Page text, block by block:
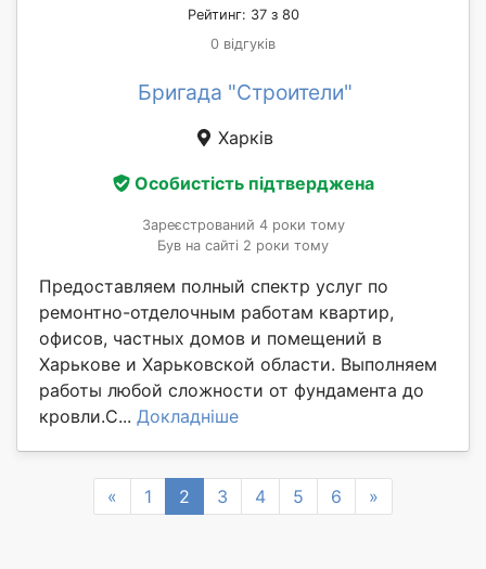
Рейтинг: 37 з 80
0 відгуків
Бригада "Cтроители"
Харків
Особистість підтверджена
Зареєстрований 4 роки тому
Був на сайті 2 роки тому
Предоставляем полный спектр услуг по
ремонтно-отделочным работам квартир,
офисов, частных домов и помещений в
Харькове и Харьковской области. Выполняем
работы любой сложности от фундамента до
кровли.С... Докладніше
« Previous
1 2 3 4 5 6 »